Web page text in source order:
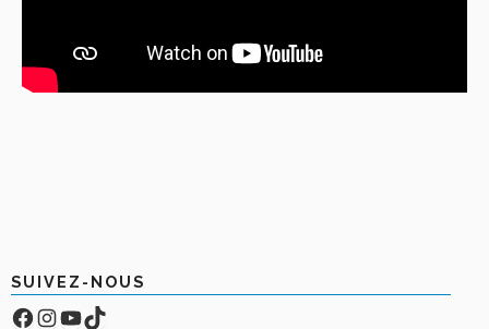
SUIVEZ-NOUS
Facebook
Compte Instagram
YouTube
TikTok